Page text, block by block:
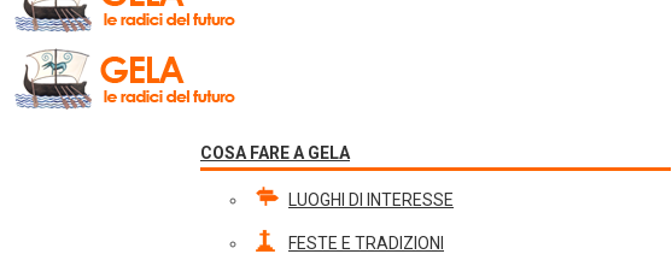
COSA FARE A GELA
LUOGHI DI INTERESSE
FESTE E TRADIZIONI